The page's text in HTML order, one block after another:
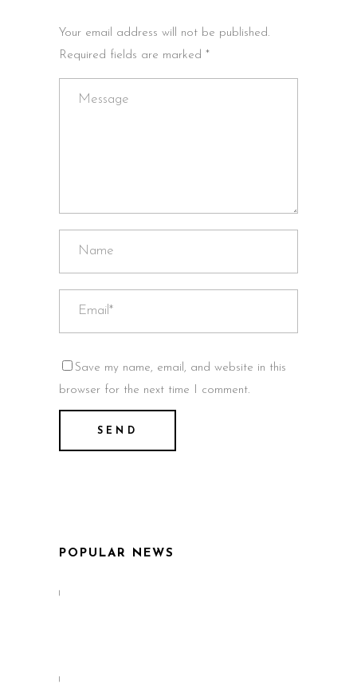
Your email address will not be published.
Required fields are marked *
Save my name, email, and website in this
browser for the next time I comment.
POPULAR NEWS